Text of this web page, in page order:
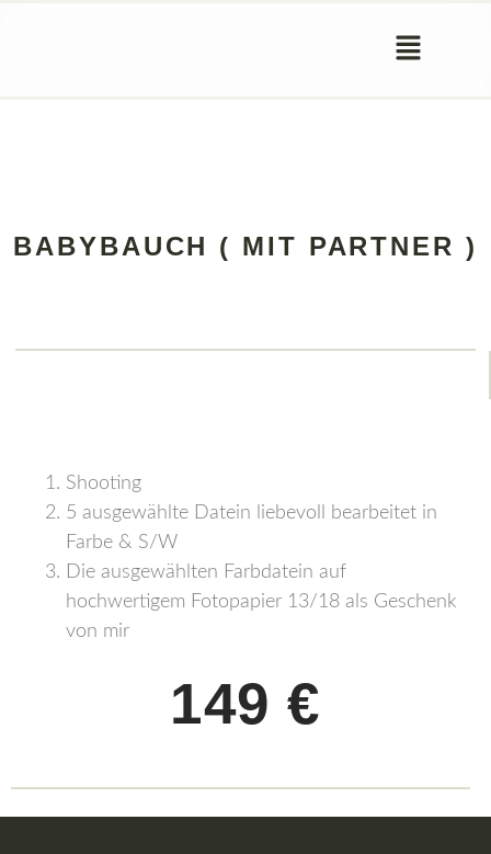
BABYBAUCH ( MIT PARTNER )
Shooting
5 ausgewählte Datein liebevoll bearbeitet in
Farbe & S/W
Die ausgewählten Farbdatein auf
hochwertigem Fotopapier 13/18 als Geschenk
von mir
149 €